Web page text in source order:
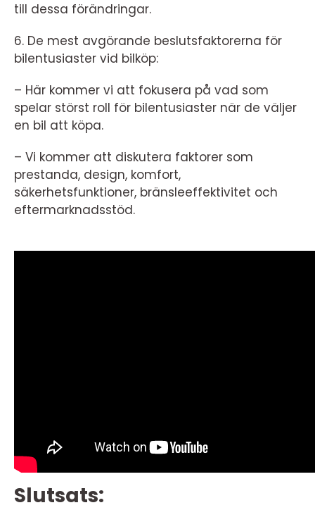
till dessa förändringar.
6. De mest avgörande beslutsfaktorerna för
bilentusiaster vid bilköp:
– Här kommer vi att fokusera på vad som
spelar störst roll för bilentusiaster när de väljer
en bil att köpa.
– Vi kommer att diskutera faktorer som
prestanda, design, komfort,
säkerhetsfunktioner, bränsleeffektivitet och
eftermarknadsstöd.
Slutsats: